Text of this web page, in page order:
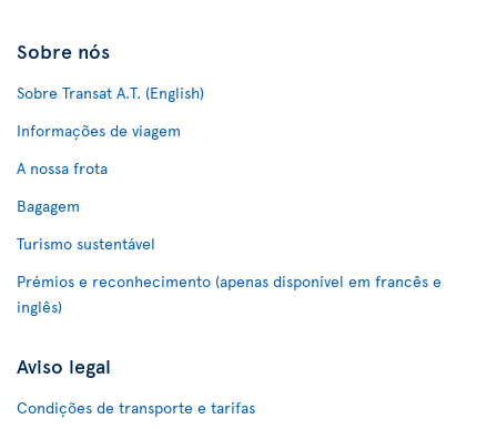
Sobre nós
Sobre Transat A.T. (English)
Informações de viagem
A nossa frota
Bagagem
Turismo sustentável
Prémios e reconhecimento (apenas disponível em francês e
inglês)
Aviso legal
Condições de transporte e tarifas